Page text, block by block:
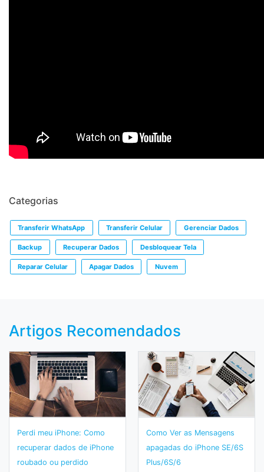
Categorias
Transferir WhatsApp Transferir Celular Gerenciar Dados
Backup Recuperar Dados Desbloquear Tela
Reparar Celular Apagar Dados Nuvem
Artigos Recomendados
Perdi meu iPhone: Como
recuperar dados de iPhone
roubado ou perdido
Como Ver as Mensagens
apagadas do iPhone SE/6S
Plus/6S/6